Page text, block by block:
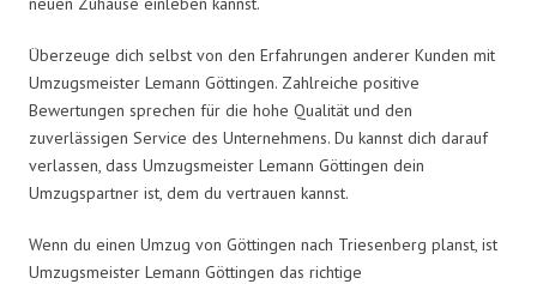
Überzeuge dich selbst von den Erfahrungen anderer Kunden mit
Umzugsmeister Lemann Göttingen. Zahlreiche positive
Bewertungen sprechen für die hohe Qualität und den
zuverlässigen Service des Unternehmens. Du kannst dich darauf
verlassen, dass Umzugsmeister Lemann Göttingen dein
Umzugspartner ist, dem du vertrauen kannst.
Wenn du einen Umzug von Göttingen nach Triesenberg planst, ist
Umzugsmeister Lemann Göttingen das richtige